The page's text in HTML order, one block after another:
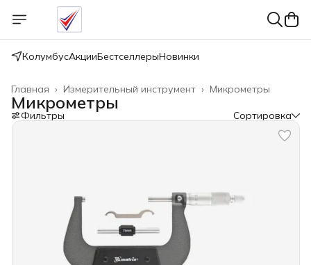
КолумбусАкцииБестселлерыНовинки
Микрометры
Измерительный инструмент ›
Главная ›
Микрометры
Фильтры Сортировка